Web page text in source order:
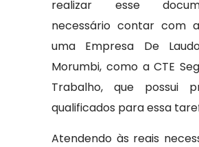
realizar esse
necessário contar com
uma Empresa De
Morumbi, como a CTE
Trabalho, que possui
qualificados para essa
Atendendo às reais